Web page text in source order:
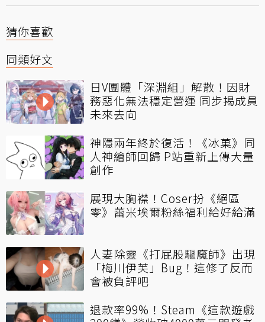
猜你喜歡
同類好文
日V團體「深淵組」解散！因財
務惡化無法穩定營運 同步揭成員
未來去向
神隱兩年終於復活！《冰菓》同
人神繪師回歸 P站重新上傳大量
創作
展現大胸襟！Coser扮《絕區
零》蕾米埃爾粉絲福利給好給滿
人妻除靈《打屁股驅魔師》出現
「梅川伊芙」Bug！這修了反而
會被負評吧
退款率99%！Steam《這款遊戲